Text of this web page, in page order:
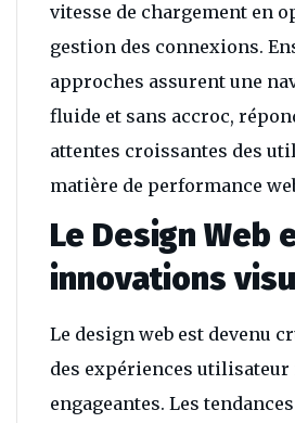
vitesse de chargement en
gestion des connexions.
approches assurent une
fluide et sans accroc,
attentes croissantes des
matière de performance
Le Design Web
innovations
Le design web est devenu
des expériences utilisateur
engageantes. Les